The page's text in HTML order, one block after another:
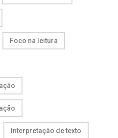
Foco na leitura
Interpretação de texto